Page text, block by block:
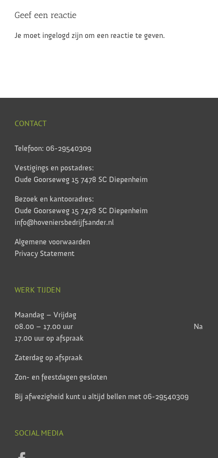
Geef een reactie
Je moet ingelogd zijn om een reactie te geven.
CONTACT
Telefoon: 06-29540309
Vestigings en postadres:
Oude Goorseweg 15 7478 SC Diepenheim
Bezoek en kantooradres:
Oude Goorseweg 15 7478 SC Diepenheim
info@hoveniersbedrijfsander.nl
Algemene voorwaarden
Privacy Statement
WERK TIJDEN
Maandag – Vrijdag
08.00 – 17.00 uur Na
17.00 uur op afspraak
Zaterdag op afspraak
Zon- en feestdagen gesloten
Bij afwezigheid kunt u altijd bellen met 06-29540309
SOCIAL MEDIA